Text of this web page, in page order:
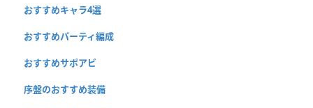
おすすめキャラ4選
おすすめパーティ編成
おすすめサポアビ
序盤のおすすめ装備